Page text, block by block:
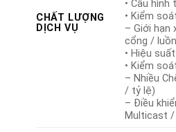
CHẤT LƯỢNG
DỊCH VỤ
• Cấu
• Kiểm
– Giới hạn
cổng /
• Hiệu
• Kiểm
– Nhiều
/ tỷ lệ)
– Điều
Multicast /